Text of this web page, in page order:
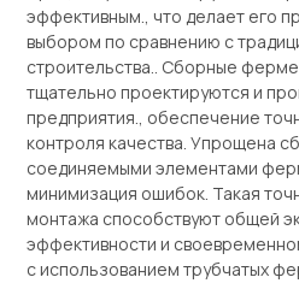
эффективным., что делает его
выбором по сравнению с
строительства.. Сборные
тщательно проектируются и
предприятия., обеспечение
контроля качества. Упрощена
соединяемыми элементами
минимизация ошибок. Такая
монтажа способствуют общей
эффективности и
с использованием трубчатых